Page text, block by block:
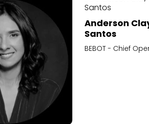
Anderson
Santos
BEBOT - Chief